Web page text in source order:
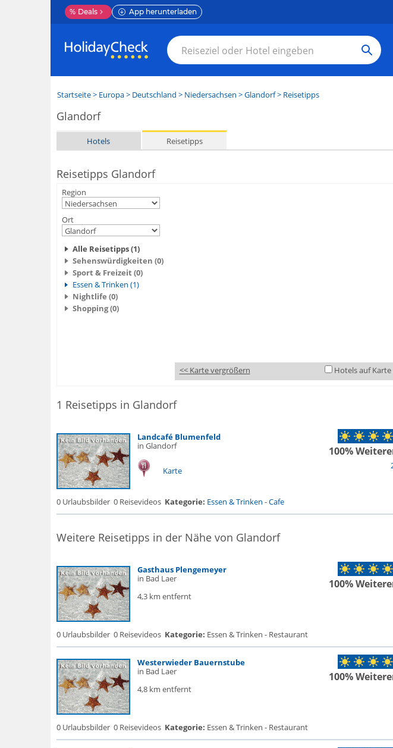
% Deals App herunterladen
Startseite> Europa> Deutschland > Niedersachsen >Glandorf> Reisetipps
Glandorf
Hotels Reisetipps
Reisetipps Glandorf
Region
Ort
Alle Reisetipps (1)
Sehenswürdigkeiten (0)
Sport & Freizeit (0)
Essen & Trinken (1)
Nightlife (0)
Shopping (0)
<< Karte vergrößern Hotels auf Karte
1 Reisetipps in Glandorf
Landcafé Blumenfeld
in Glandorf
Karte
100%
0 Urlaubsbilder 0 Reisevideos Kategorie: Essen & Trinken -Cafe
Weitere Reisetipps in der Nähe von Glandorf
Gasthaus Plengemeyer
in Bad Laer
4,3 km entfernt
100%
0 Urlaubsbilder 0 Reisevideos Kategorie: Essen & Trinken - Restaurant
Westerwieder Bauernstube
in Bad Laer
4,8 km entfernt
100%
0 Urlaubsbilder 0 Reisevideos Kategorie: Essen & Trinken - Restaurant